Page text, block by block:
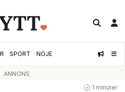
SPORT NÖJE
ANNONS
🕝 1 minuter